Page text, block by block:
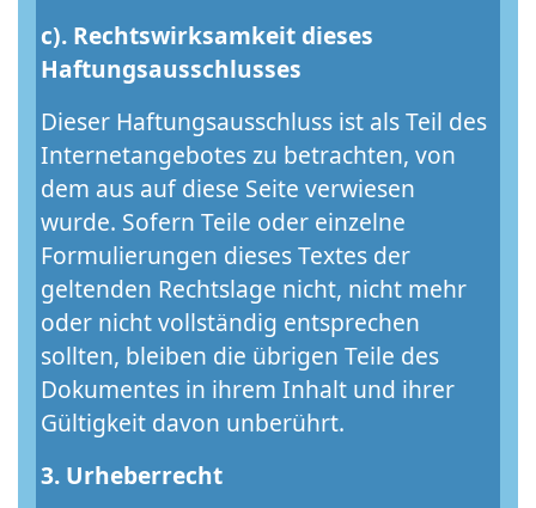
c). Rechtswirksamkeit dieses
Haftungsausschlusses
Dieser Haftungsausschluss ist als Teil des
Internetangebotes zu betrachten, von
dem aus auf diese Seite verwiesen
wurde. Sofern Teile oder einzelne
Formulierungen dieses Textes der
geltenden Rechtslage nicht, nicht mehr
oder nicht vollständig entsprechen
sollten, bleiben die übrigen Teile des
Dokumentes in ihrem Inhalt und ihrer
Gültigkeit davon unberührt.
3. Urheberrecht